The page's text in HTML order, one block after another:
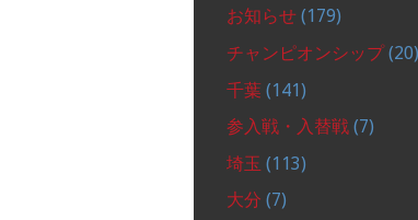
お知らせ (179)
チャンピオンシップ(20)
千葉 (141)
参入戦・入替戦 (7)
埼玉 (113)
大分 (7)